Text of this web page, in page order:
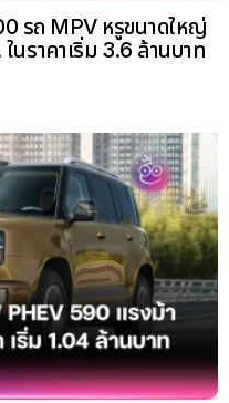
รถ MPV หรูขนาดใหญ่
นราคาเริ่ม 3.6 ล้านบาท